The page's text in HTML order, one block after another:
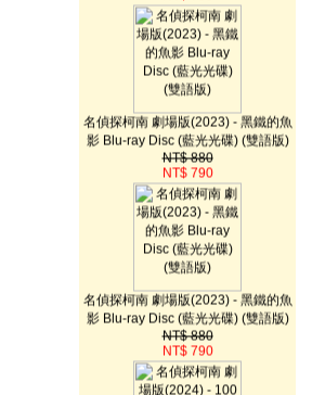
影 Blu-ray Disc (藍光光碟) (雙語版)
NT$ 880
NT$ 790
影 Blu-ray Disc (藍光光碟) (雙語版)
NT$ 880
NT$ 790